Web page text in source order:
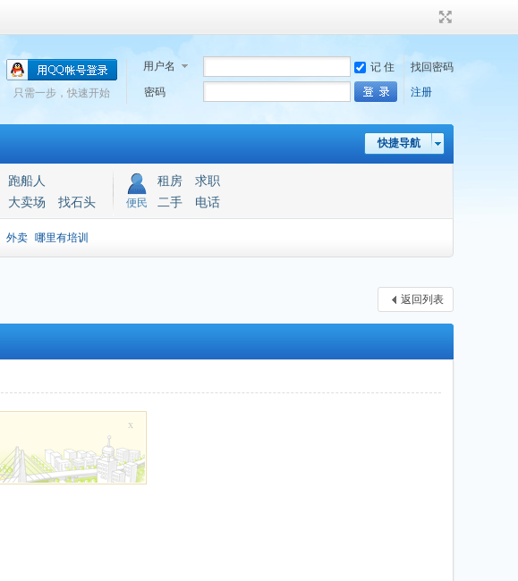
用户名 记 住
找回密码
密码
注册
只需一步，快速开始
快捷导航
跑船人
大卖场
找石头
便民
租房
求职
二手
电话
外卖 哪里有培训
返回列表
x